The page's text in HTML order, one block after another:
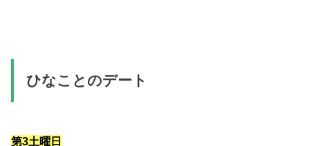
ひなことのデート
第3土曜日